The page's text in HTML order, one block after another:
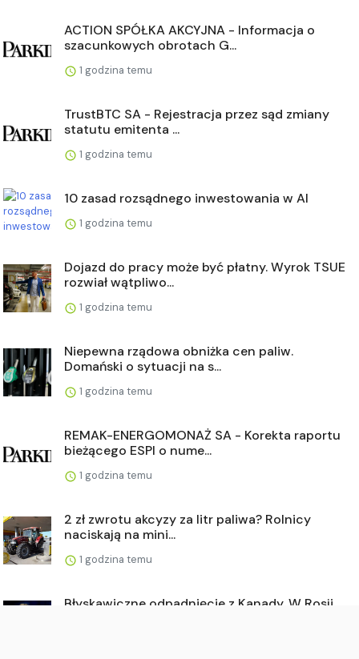
ACTION SPÓŁKA AKCYJNA - Informacja o
szacunkowych obrotach G...
1 godzina temu
TrustBTC SA - Rejestracja przez sąd zmiany
statutu emitenta ...
1 godzina temu
10 zasad rozsądnego inwestowania w AI
1 godzina temu
Dojazd do pracy może być płatny. Wyrok TSUE
rozwiał wątpliwo...
1 godzina temu
Niepewna rządowa obniżka cen paliw.
Domański o sytuacji na s...
1 godzina temu
REMAK-ENERGOMONAŻ SA - Korekta raportu
bieżącego ESPI o nume...
1 godzina temu
2 zł zwrotu akcyzy za litr paliwa? Rolnicy
naciskają na mini...
1 godzina temu
Błyskawiczne odpadnięcie z Kanady. W Rosji